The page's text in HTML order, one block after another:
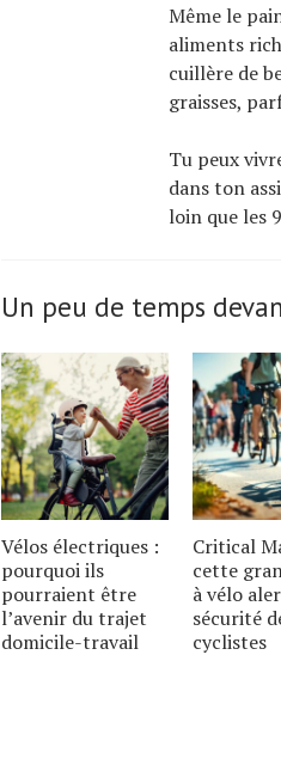
Même le
aliments
cuillère de
graisses,
Tu peux
dans ton
loin que les
Un peu de temps
Vélos électriques :
pourquoi ils
pourraient être
l’avenir du trajet
domicile-travail
Critical
cette
à vélo
sécurité
cyclistes